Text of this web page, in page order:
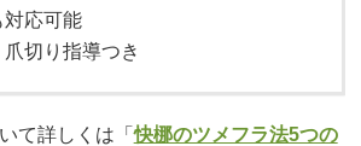
応可能
切り指導つき
て詳しくは「快梛のツメフラ法5つの